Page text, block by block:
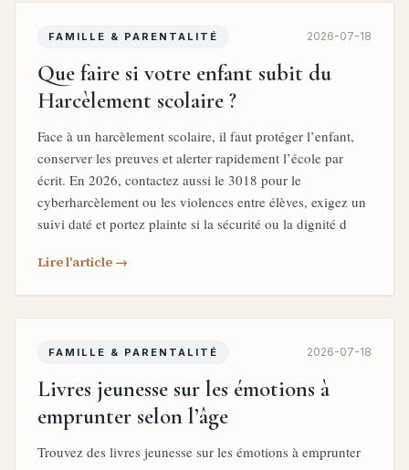
FAMILLE & PARENTALITÉ 2026-07-18
Que faire si votre enfant subit du
Harcèlement scolaire ?
Face à un harcèlement scolaire, il faut protéger l’enfant,
conserver les preuves et alerter rapidement l’école par
écrit. En 2026, contactez aussi le 3018 pour le
cyberharcèlement ou les violences entre élèves, exigez un
suivi daté et portez plainte si la sécurité ou la dignité d
Lire l'article →
FAMILLE & PARENTALITÉ 2026-07-18
Livres jeunesse sur les émotions à
emprunter selon l’âge
Trouvez des livres jeunesse sur les émotions à emprunter